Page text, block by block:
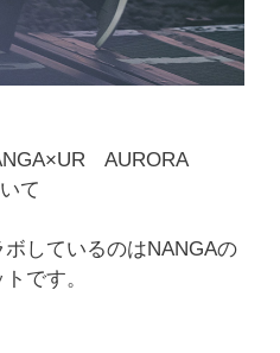
AURORA
て
しているのはNANGAの
です。